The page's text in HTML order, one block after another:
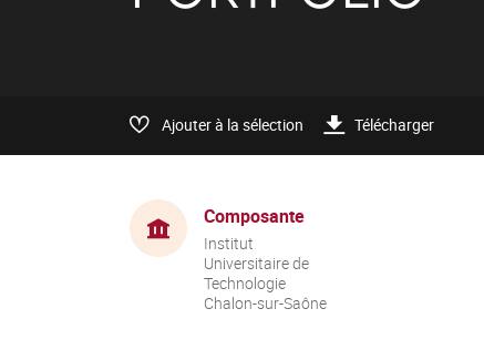
Ajouter à la sélection Télécharger
Composante
Institut
Universitaire de
Technologie
Chalon-sur-Saône